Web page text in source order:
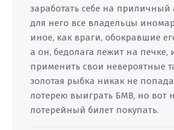
заработать себе на приличный
для него все владельцы
иное, как враги, обокравшие
а он, бедолага лежит на печке,
применить свои невероятные
золотая рыбка никак не
лотерею выиграть БМВ, но вот
лотерейный билет покупать.